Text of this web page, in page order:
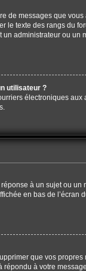
de messages que
texte des rangs du
administrateur ou
utilisateur ?
électroniques
à un sujet ou
en bas de
que vos
à votre